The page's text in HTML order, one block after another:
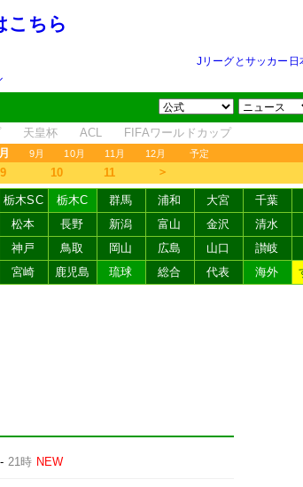
こちら
Jリーグとサッカー
天皇杯 ACL FIFAワールドカップ
9月 10月 11月 12月 予定
9 10 11 ＞
栃木SC 栃木C 群馬 浦和 大宮 千葉
松本 長野 新潟 富山 金沢 清水
神戸 鳥取 岡山 広島 山口 讃岐
宮崎 鹿児島 琉球 総合 代表 海外
- 21時 NEW